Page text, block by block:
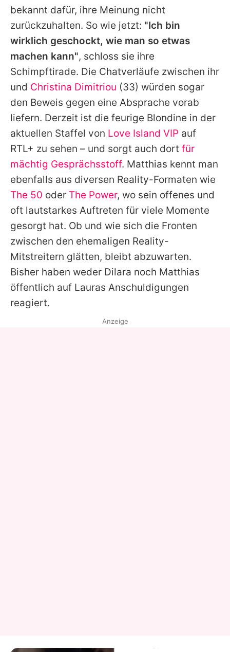
bekannt dafür, ihre Meinung nicht
zurückzuhalten. So wie jetzt: "Ich bin
wirklich geschockt, wie man so etwas
machen kann", schloss sie ihre
Schimpftirade. Die Chatverläufe zwischen ihr
und Christina Dimitriou (33) würden sogar
den Beweis gegen eine Absprache vorab
liefern. Derzeit ist die feurige Blondine in der
aktuellen Staffel von Love Island VIP auf
RTL+ zu sehen – und sorgt auch dort für
mächtig Gesprächsstoff. Matthias kennt man
ebenfalls aus diversen Reality-Formaten wie
The 50 oder The Power, wo sein offenes und
oft lautstarkes Auftreten für viele Momente
gesorgt hat. Ob und wie sich die Fronten
zwischen den ehemaligen Reality-
Mitstreitern glätten, bleibt abzuwarten.
Bisher haben weder Dilara noch Matthias
öffentlich auf Lauras Anschuldigungen
reagiert.
Anzeige